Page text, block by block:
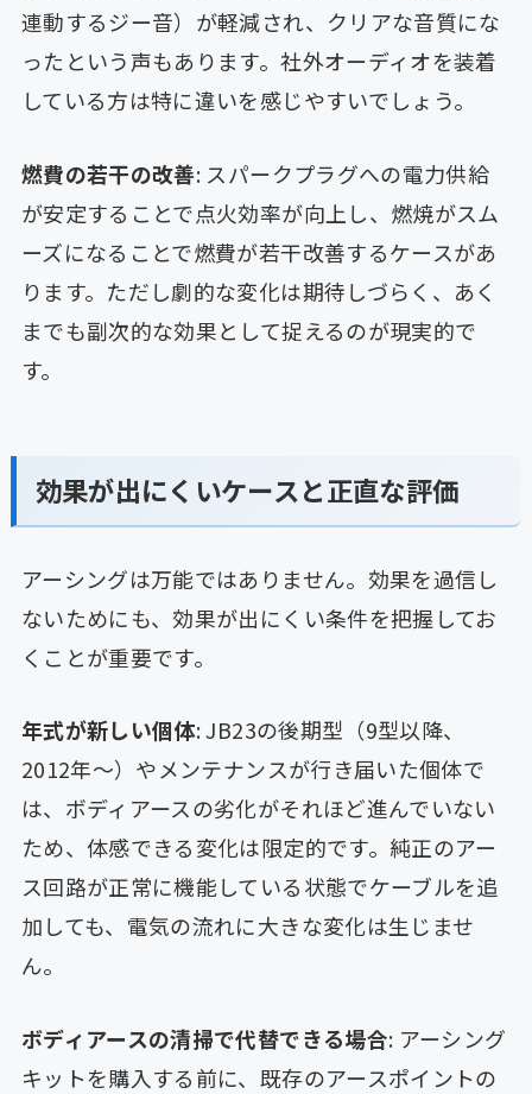
連動するジー音）が軽減され、クリアな音質にな
ったという声もあります。社外オーディオを装着
している方は特に違いを感じやすいでしょう。
燃費の若干の改善: スパークプラグへの電力供給
が安定することで点火効率が向上し、燃焼がスム
ーズになることで燃費が若干改善するケースがあ
ります。ただし劇的な変化は期待しづらく、あく
までも副次的な効果として捉えるのが現実的で
す。
効果が出にくいケースと正直な評価
アーシングは万能ではありません。効果を過信し
ないためにも、効果が出にくい条件を把握してお
くことが重要です。
年式が新しい個体: JB23の後期型（9型以降、
2012年〜）やメンテナンスが行き届いた個体で
は、ボディアースの劣化がそれほど進んでいない
ため、体感できる変化は限定的です。純正のアー
ス回路が正常に機能している状態でケーブルを追
加しても、電気の流れに大きな変化は生じませ
ん。
ボディアースの清掃で代替できる場合: アーシング
キットを購入する前に、既存のアースポイントの